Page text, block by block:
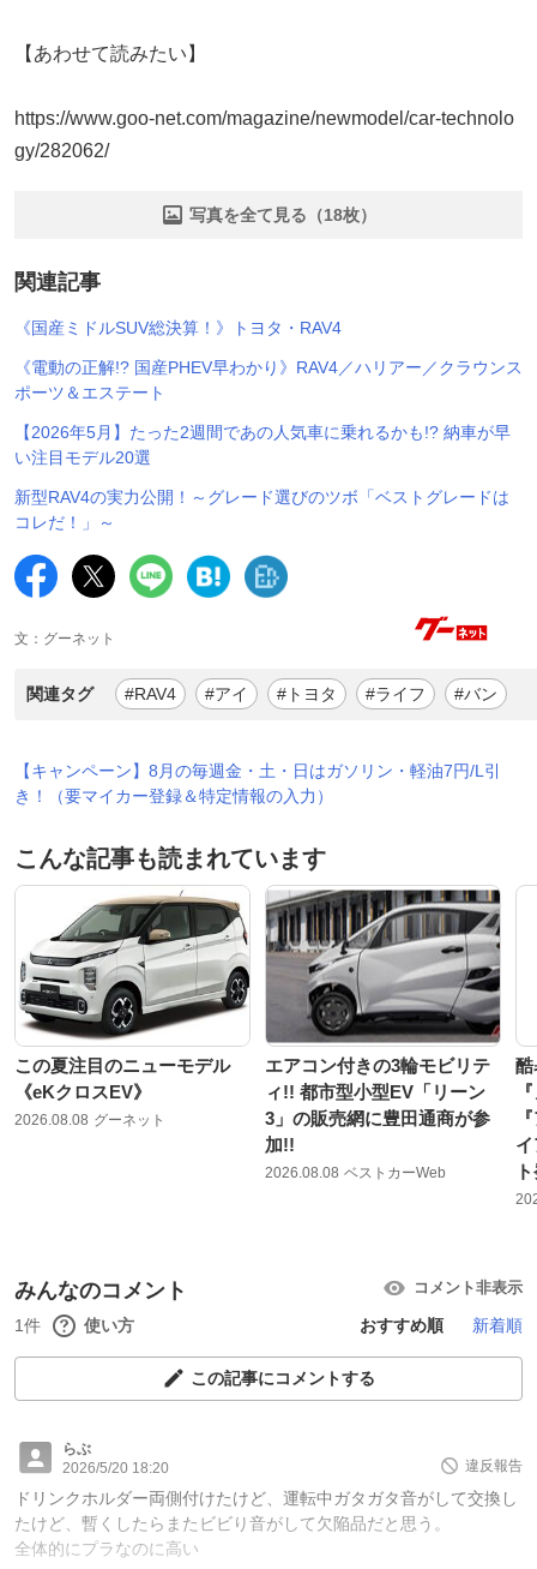
【あわせて読みたい】
https://www.goo-net.com/magazine/newmodel/car-technolo
gy/282062/
写真を全て見る（18枚）
関連記事
《国産ミドルSUV総決算！》トヨタ・RAV4
《電動の正解!? 国産PHEV早わかり》RAV4／ハリアー／クラウンス
ポーツ＆エステート
【2026年5月】たった2週間であの人気車に乗れるかも!? 納車が早
い注目モデル20選
新型RAV4の実力公開！～グレード選びのツボ「ベストグレードは
コレだ！」～
文：グーネット
関連タグ #RAV4 #アイ #トヨタ #ライフ #バン
【キャンペーン】8月の毎週金・土・日はガソリン・軽油7円/L引
き！（要マイカー登録＆特定情報の入力）
こんな記事も読まれています
この夏注目のニューモデル
《eKクロスEV》
2026.08.08 グーネット
エアコン付きの3輪モビリテ
ィ!! 都市型小型EV「リーン
3」の販売網に豊田通商が参
加!!
2026.08.08 ベストカーWeb
酷
みんなのコメント コメント非表示
1件 使い方 おすすめ順 新着順
この記事にコメントする
らぶ
2026/5/20 18:20
違反報告
ドリンクホルダー両側付けたけど、運転中ガタガタ音がして交換し
たけど、暫くしたらまたビビり音がして欠陥品だと思う。
全体的にプラなのに高い